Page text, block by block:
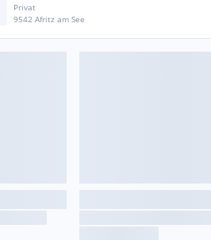
Privat
9542 Afritz am See